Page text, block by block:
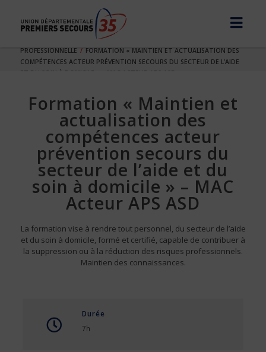
FORMATION
PROFESSIONNELLE
FORMATION « MAINTIEN ET ACTUALISATION DES
COMPÉTENCES ACTEUR PRÉVENTION SECOURS DU SECTEUR DE L’AIDE
ET DU SOIN À DOMICILE » – MAC ACTEUR APS ASD
Formation « Maintien et
actualisation des
compétences acteur
prévention secours du
secteur de l’aide et du
soin à domicile » – MAC
Acteur APS ASD
La formation vise à rendre tout personnel, du secteur de l’aide
et du soin à domicile, formé et certifié, capable de contribuer à
la suppression ou à la réduction des risques professionnels.
Maintien des connaissances.
Durée
7h